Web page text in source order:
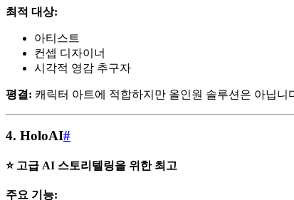
최적 대상:
아티스트
컨셉 디자이너
시각적 영감 추구자
평결: 캐릭터 아트에 적합하지만 올인원 솔루션은 아닙니
4. HoloAI#
⭐ 고급 AI 스토리텔링을 위한 최고
주요 기능: